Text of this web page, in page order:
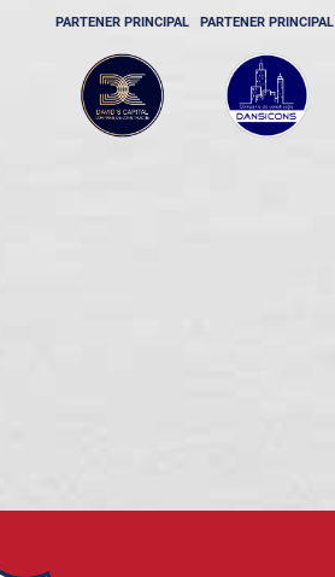
PARTENER PRINCIPAL PARTENER PRINCIPAL